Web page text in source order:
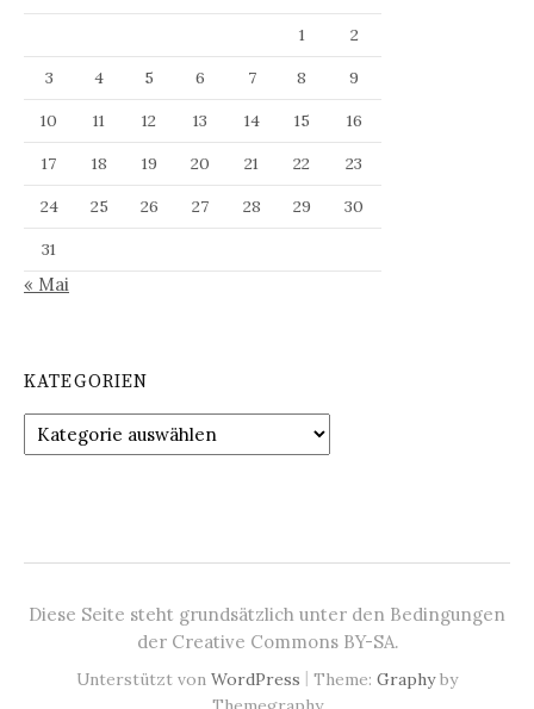
1
2
3
4 5 6 7 8
9
10
11 12 13 14 15
16
17
18 19 20 21 22
23
24
25 26 27 28 29
30
31
« Mai
KATEGORIEN
Kategorien
Diese Seite steht grundsätzlich unter den Bedingungen
der Creative Commons BY-SA.
Unterstützt von WordPress | Theme: Graphyby